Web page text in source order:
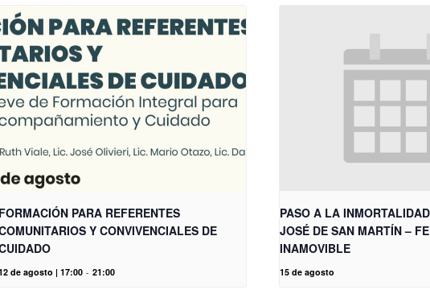
FORMACIÓN PARA REFERENTES
Y CONVIVENCIALES DE
de agosto | 17:00 - 21:00
PASO A LA
JOSÉ DE SAN MARTÍN –
INAMOVIBLE
15 de agosto